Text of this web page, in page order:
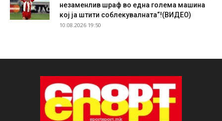
незаменлив шраф во една голема машина
кој ја штити соблекувалната“!(ВИДЕО)
10.08.2026 19:50